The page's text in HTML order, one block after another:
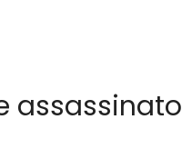
assassinato